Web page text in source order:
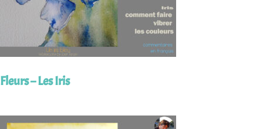
Fleurs – Les Iris